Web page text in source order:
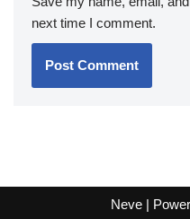
next time I comment.
Neve|